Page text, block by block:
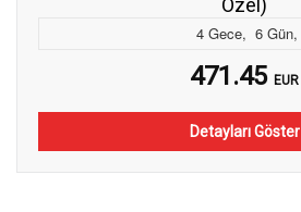
Özel)
4 Gece, 6 Gün,
471.45 EUR
Detayları Göster